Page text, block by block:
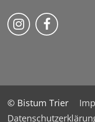
Bischöfliches
© Bistum Trier